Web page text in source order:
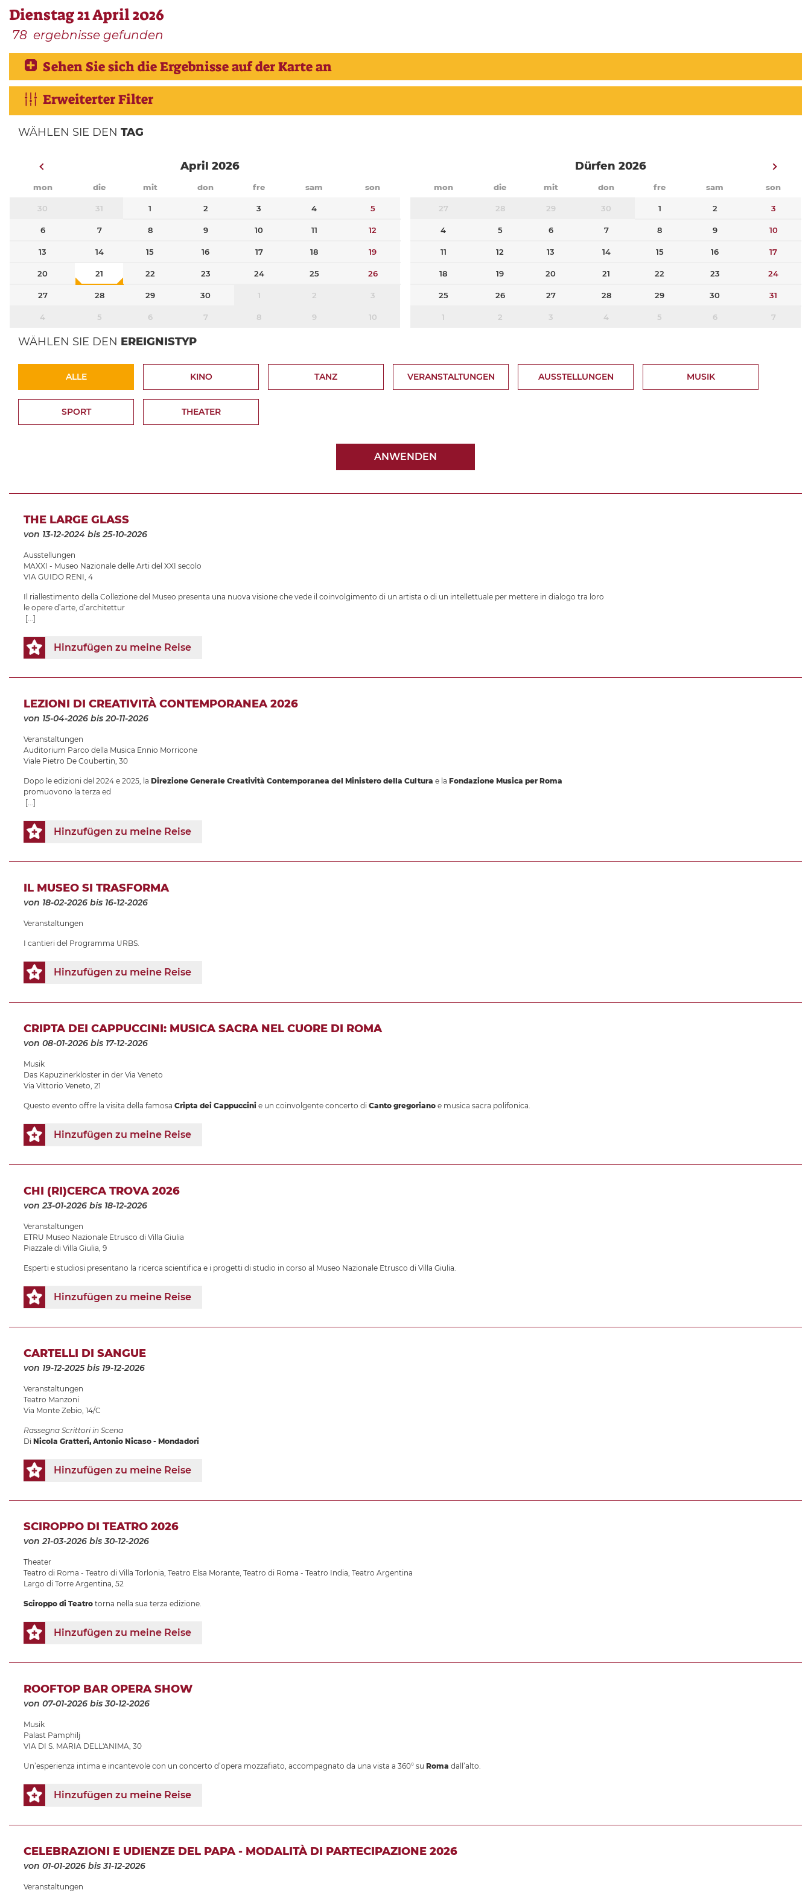
Dienstag 21 April 2026
78 ergebnisse gefunden
Sehen Sie sich die Ergebnisse auf der Karte an
Erweiterter Filter
WÄHLEN SIE DEN TAG
April 2026
mon die mit don fre sam son
30 31 1 2 3 4 5
6 7 8 9 10 11 12
13 14 15 16 17 18 19
20 21 22 23 24 25 26
27 28 29 30 1 2 3
4 5 6 7 8 9 10
Dürfen 2026
mon die mit don fre sam son
27 28 29 30 1 2 3
4 5 6 7 8 9 10
11 12 13 14 15 16 17
18 19 20 21 22 23 24
25 26 27 28 29 30 31
1 2 3 4 5 6 7
WÄHLEN SIE DEN EREIGNISTYP
ALLE KINO TANZ VERANSTALTUNGEN AUSSTELLUNGEN MUSIK
SPORT THEATER
ANWENDEN
THE LARGE GLASS
von 13-12-2024 bis 25-10-2026
Ausstellungen
MAXXI - Museo Nazionale delle Arti del XXI secolo
VIA GUIDO RENI, 4
Il riallestimento della Collezione del Museo presenta una nuova visione che vede il coinvolgimento di un artista o di un intellettuale per mettere in dialogo tra loro
le opere d’arte, d’architettur
[...]
Hinzufügen zu meine Reise
LEZIONI DI CREATIVITÀ CONTEMPORANEA 2026
von 15-04-2026 bis 20-11-2026
Veranstaltungen
Auditorium Parco della Musica Ennio Morricone
Viale Pietro De Coubertin, 30
Dopo le edizioni del 2024 e 2025, la Direzione Generale Creatività Contemporanea del Ministero della Cultura e la Fondazione Musica per Roma
promuovono la terza ed
[...]
Hinzufügen zu meine Reise
IL MUSEO SI TRASFORMA
von 18-02-2026 bis 16-12-2026
Veranstaltungen
I cantieri del Programma URBS.
Hinzufügen zu meine Reise
CRIPTA DEI CAPPUCCINI: MUSICA SACRA NEL CUORE DI ROMA
von 08-01-2026 bis 17-12-2026
Musik
Das Kapuzinerkloster in der Via Veneto
Via Vittorio Veneto, 21
Questo evento offre la visita della famosa Cripta dei Cappuccini e un coinvolgente concerto di Canto gregoriano e musica sacra polifonica.
Hinzufügen zu meine Reise
CHI (RI)CERCA TROVA 2026
von 23-01-2026 bis 18-12-2026
Veranstaltungen
ETRU Museo Nazionale Etrusco di Villa Giulia
Piazzale di Villa Giulia, 9
Esperti e studiosi presentano la ricerca scientifica e i progetti di studio in corso al Museo Nazionale Etrusco di Villa Giulia.
Hinzufügen zu meine Reise
CARTELLI DI SANGUE
von 19-12-2025bis 19-12-2026
Veranstaltungen
Teatro Manzoni
Via Monte Zebio, 14/C
Rassegna Scrittori in Scena
Di Nicola Gratteri, Antonio Nicaso - Mondadori
Hinzufügen zu meine Reise
SCIROPPO DI TEATRO 2026
von 21-03-2026 bis 30-12-2026
Theater
Teatro di Roma - Teatro di Villa Torlonia Teatro Elsa Morante Teatro di Roma - Teatro India Teatro Argentina
Largo di Torre Argentina, 52
Sciroppo di Teatro torna nella sua terza edizione.
Hinzufügen zu meine Reise
ROOFTOP BAR OPERA SHOW
von 07-01-2026 bis 30-12-2026
Musik
Palast Pamphilj
VIA DI S. MARIA DELL'ANIMA, 30
Un’esperienza intima e incantevole con un concerto d’opera mozzafiato, accompagnato da una vista a 360° su Roma dall’alto.
Hinzufügen zu meine Reise
CELEBRAZIONI E UDIENZE DEL PAPA - MODALITÀ DI PARTECIPAZIONE 2026
von 01-01-2026 bis 31-12-2026
Veranstaltungen